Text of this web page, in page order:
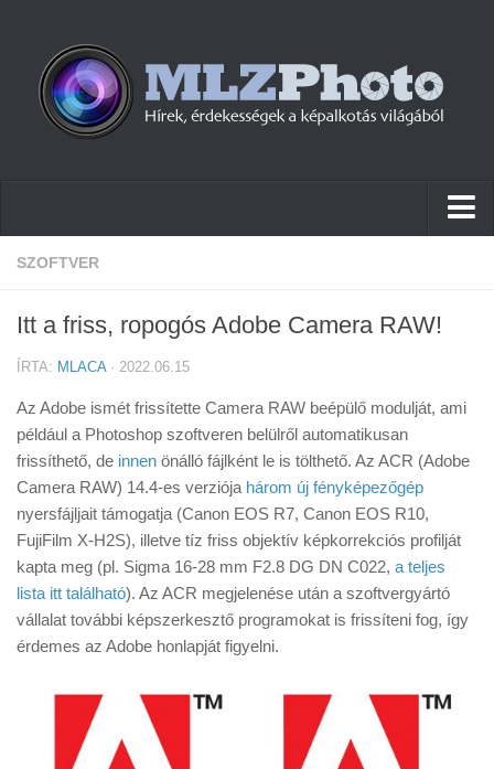
Hírek
Cikkek
Firmware
Tudástár
Érdekességek
Helyszíni Riport
E-BB
SZOFTVER
Itt a friss, ropogós Adobe Camera RAW!
ÍRTA: MLACA· 2022.06.15
Az Adobe ismét frissítette Camera RAW beépülő modulját, ami
például a Photoshop szoftveren belülről automatikusan
frissíthető, de innen önálló fájlként le is tölthető. Az ACR (Adobe
Camera RAW) 14.4-es verziója három új fényképezőgép
nyersfájljait támogatja (Canon EOS R7, Canon EOS R10,
FujiFilm X-H2S), illetve tíz friss objektív képkorrekciós profilját
kapta meg (pl. Sigma 16-28 mm F2.8 DG DN C022, a teljes
lista itt található). Az ACR megjelenése után a szoftvergyártó
vállalat további képszerkesztő programokat is frissíteni fog, így
érdemes az Adobe honlapját figyelni.